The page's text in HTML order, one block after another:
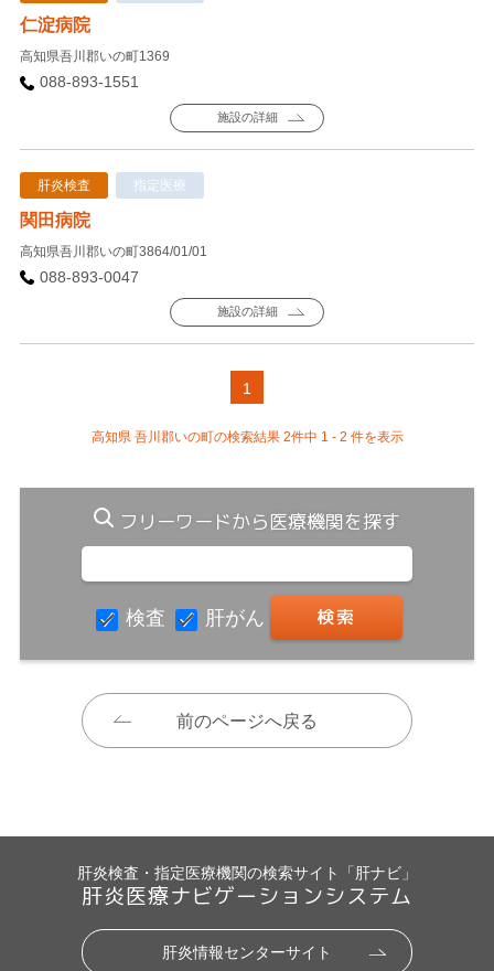
仁淀病院
高知県吾川郡いの町1369
088-893-1551
施設の詳細
肝炎検査 指定医療
関田病院
高知県吾川郡いの町3864/01/01
088-893-0047
施設の詳細
1
高知県 吾川郡いの町の検索結果 2件中 1 - 2 件を表示
フリーワードから医療機関を探す
検査 肝がん
前のページへ戻る
肝炎検査・指定医療機関の検索サイト「肝ナビ」
肝炎医療ナビゲーションシステム
肝炎情報センターサイト